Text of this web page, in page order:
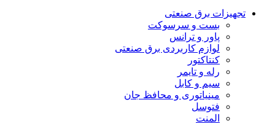
تجهیزات برق صنعتی
بست و سرسوكت
پاور و ترانس
لوازم کاربردی برق صنعتی
کنتاکتور
رله و تایمر
سیم و کابل
مینیاتوری و محافظ جان
فتوسل
المنت